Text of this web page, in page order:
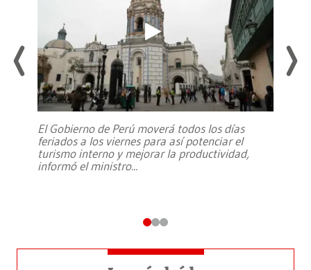
El Gobierno de Perú moverá todos los días
feriados a los viernes para así potenciar el
turismo interno y mejorar la productividad,
informó el ministro...